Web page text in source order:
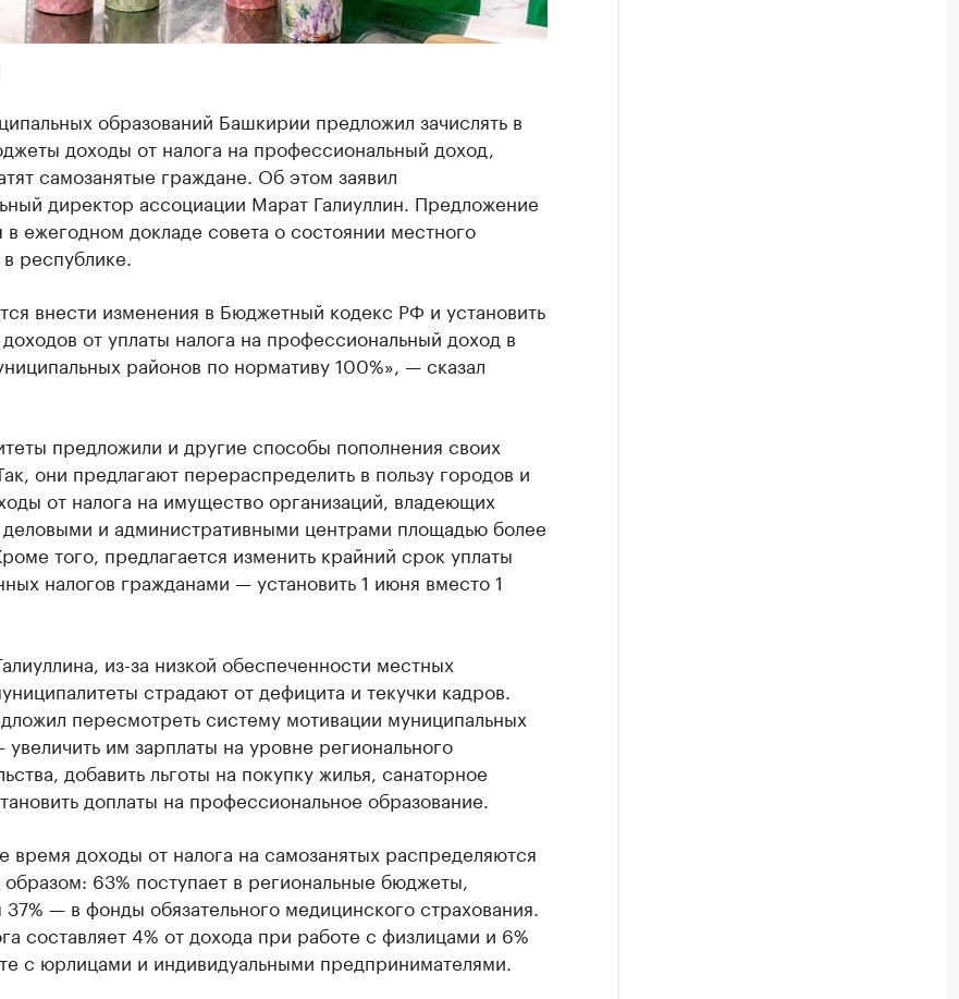
образований Башкирии предложил зачислять в
доходы от налога на профессиональный доход,
самозанятые граждане. Об этом заявил
директор ассоциации Марат Галиуллин. Предложение
ежегодном докладе совета о состоянии местного
республике.
внести изменения в Бюджетный кодекс РФ и установить
от уплаты налога на профессиональный доход в
районов по нормативу 100%», — сказал
предложили и другие способы пополнения своих
они предлагают перераспределить в пользу городов и
от налога на имущество организаций, владеющих
и административными центрами площадью более
того, предлагается изменить крайний срок уплаты
налогов гражданами — установить 1 июня вместо 1
из-за низкой обеспеченности местных
страдают от дефицита и текучки кадров.
пересмотреть систему мотивации муниципальных
им зарплаты на уровне регионального
добавить льготы на покупку жилья, санаторное
доплаты на профессиональное образование.
время доходы от налога на самозанятых распределяются
63% поступает в региональные бюджеты,
— в фонды обязательного медицинского страхования.
составляет 4% от дохода при работе с физлицами и 6%
с юрлицами и индивидуальными предпринимателями.